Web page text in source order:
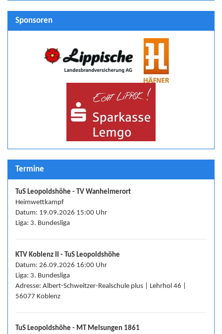
Sponsoren
Termine
TuS Leopoldshöhe - TV Wanheimerort
Heimwettkampf
Datum: 19.09.2026 15:00 Uhr
Liga: 3. Bundesliga
KTV Koblenz II - TuS Leopoldshöhe
Datum: 26.09.2026 16:00 Uhr
Liga: 3. Bundesliga
Adresse: Albert-Schweitzer-Realschule plus | Lehrhol 46 |
56077 Koblenz
TuS Leopoldshöhe - MT Melsungen 1861